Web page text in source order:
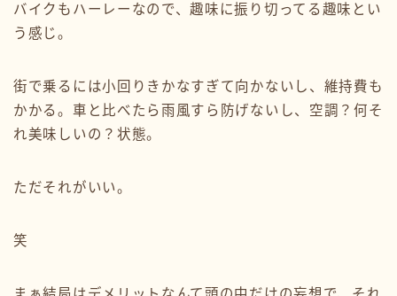
バイクもハーレーなので、趣味に振り切ってる趣味とい
う感じ。
街で乗るには小回りきかなすぎて向かないし、維持費も
かかる。車と比べたら雨風すら防げないし、空調？何そ
れ美味しいの？状態。
ただそれがいい。
笑